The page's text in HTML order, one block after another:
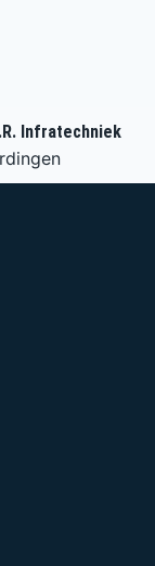
Infratechniek